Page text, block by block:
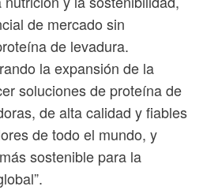
de mercado sin
de levadura.
la expansión de la
soluciones de proteína de
de alta calidad y fiables
de todo el mundo, y
sostenible para la